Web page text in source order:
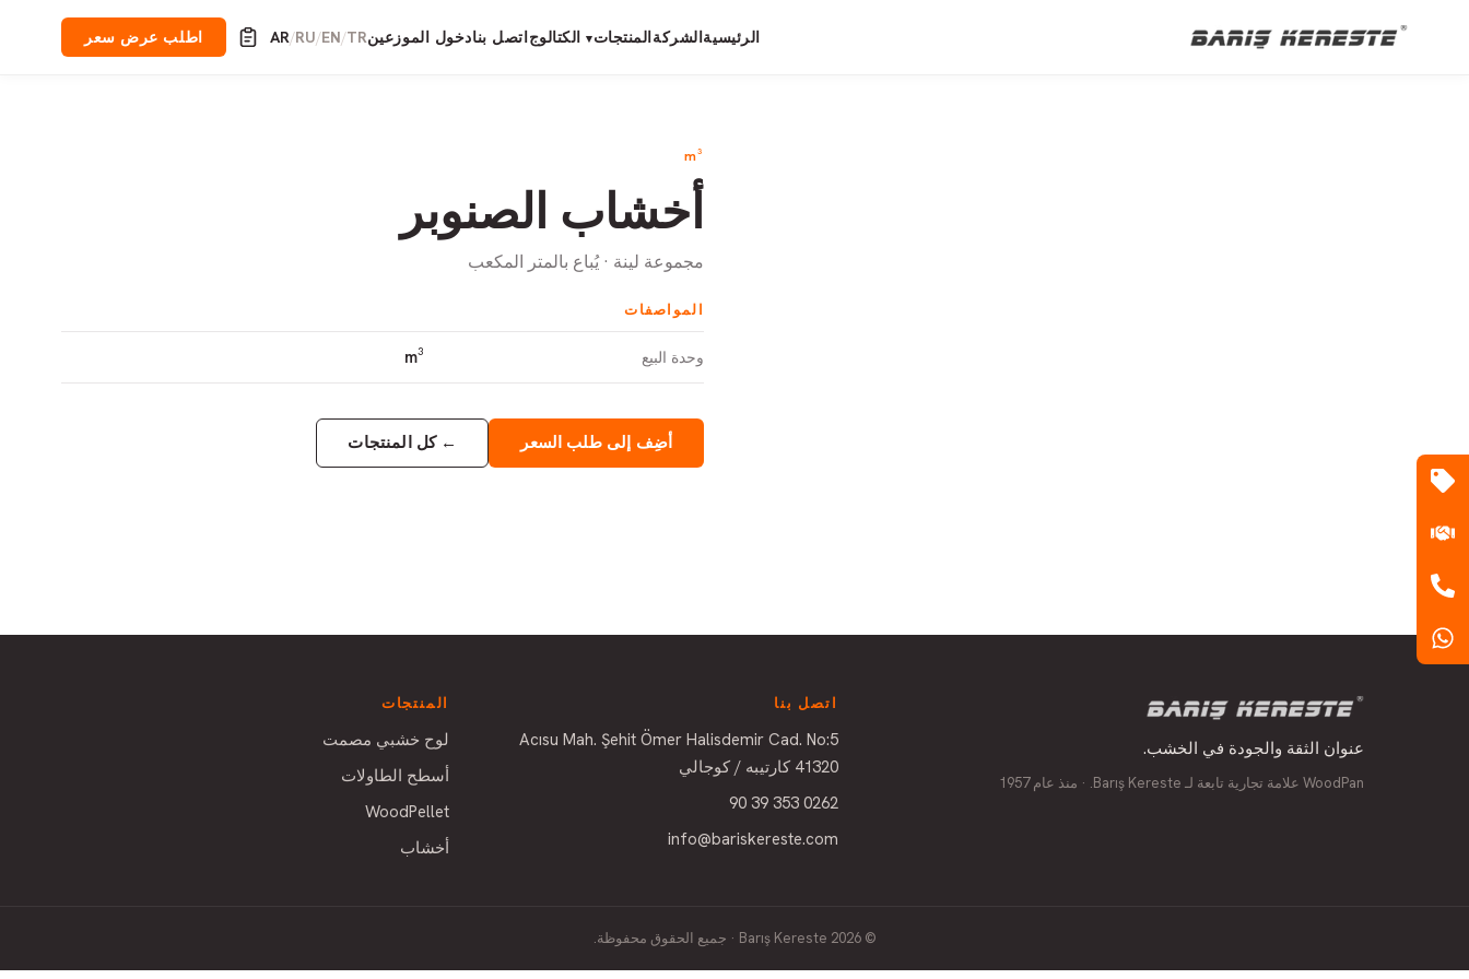
الرئيسيةالشركةالمنتجات▾ الكتالوجاتصل بنادخول الموزعينTR
/
EN
/
RU
/
AR اطلب عرض سعر
m³
أخشاب الصنوبر
مجموعة لينة · يُباع بالمتر المكعب
المواصفات
وحدة البيع m³
أضِف إلى طلب السعر ←كل المنتجات
عنوان الثقة والجودة في الخشب.
WoodPan علامة تجارية تابعة لـ Barış Kereste. · منذ عام 1957
اتصل بنا
Acısu Mah. Şehit Ömer Halisdemir Cad. No:5
41320 كارتيبه / كوجالي
0262 353 39 90
info@bariskereste.com
المنتجات
لوح خشبي مصمت
أسطح الطاولات
WoodPellet
أخشاب
© 2026 Barış Kereste · جميع الحقوق محفوظة.